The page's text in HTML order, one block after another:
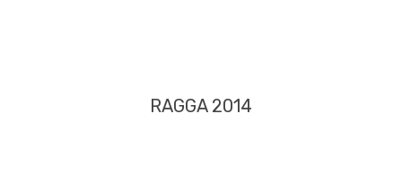
RAGGA 2014